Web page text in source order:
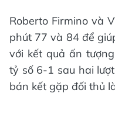
Roberto Firmino và
phút 77 và 84 để
với kết quả ấn
tỷ số 6-1 sau hai
bán kết gặp đối thủ